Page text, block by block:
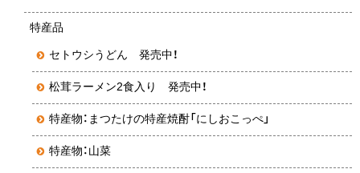
特産品
セトウシうどん 発売中！
松茸ラーメン2食入り 発売中！
特産物：まつたけの特産焼酎「にしおこっぺ」
特産物：山菜